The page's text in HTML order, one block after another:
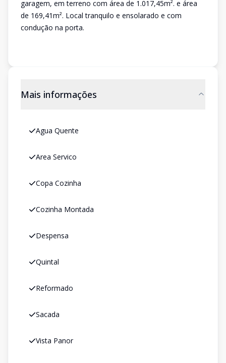
garagem, em terreno com área de 1.017,45m². e área
de 169,41m². Local tranquilo e ensolarado e com
condução na porta.
Mais informações
Agua Quente
Area Servico
Copa Cozinha
Cozinha Montada
Despensa
Quintal
Reformado
Sacada
Vista Panor